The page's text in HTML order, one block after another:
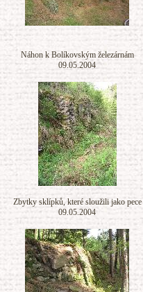
Náhon k Bolíkovským železárnám
09.05.2004
Zbytky sklípků, které sloužili jako pece
09.05.2004